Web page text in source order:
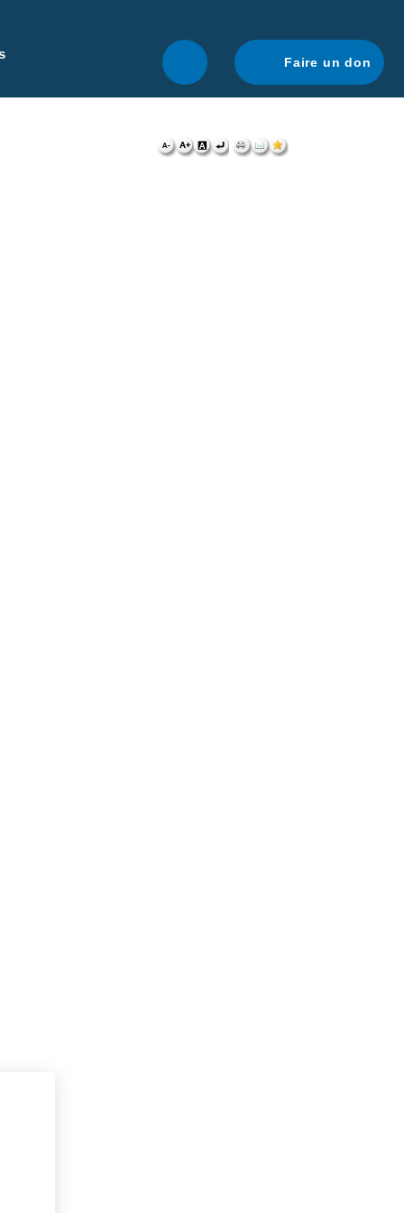
navigation optimale.
Faire un don